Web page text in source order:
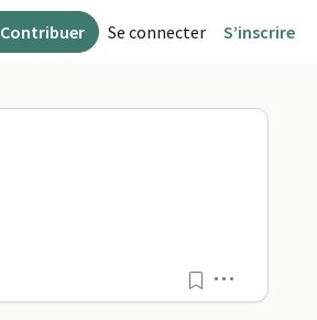
Contribuer Se connecter S’inscrire